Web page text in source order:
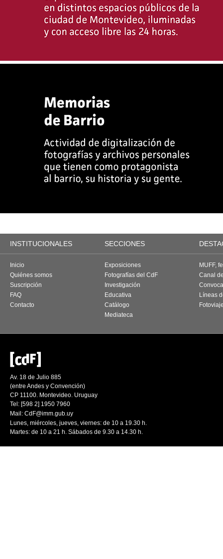
INSTITUCIONALES SECCIONES
Inicio
Quiénes somos
Suscripción
FAQ
Contacto
Exposiciones
Fotografías del CdF
Investigación
Educativa
Catálogo
Mediateca
MUFF,
Canal
Líneas
Av. 18 de Julio 885
(entre Andes y Convención)
CP 11100. Montevideo. Uruguay
Tel: [598 2] 1950 7960
Mail: CdF@imm.gub.uy
Lunes, miércoles, jueves, viernes: de 10 a 19.30 h.
Martes: de 10 a 21 h. Sábados de 9.30 a 14.30 h.